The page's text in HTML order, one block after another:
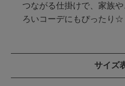
つながる仕掛けで、家族
ろいコーデにもぴったり☆
サイズ